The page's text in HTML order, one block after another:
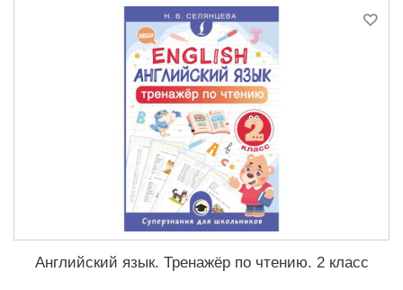
Английский язык. Тренажёр по чтению. 2 класс